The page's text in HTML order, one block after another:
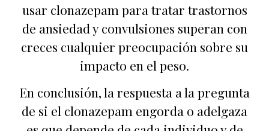
usar clonazepam para tratar trastornos
de ansiedad y convulsiones superan con
creces cualquier preocupación sobre su
impacto en el peso.
En conclusión, la respuesta a la pregunta
de si el clonazepam engorda o adelgaza